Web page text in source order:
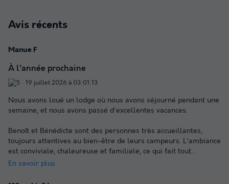
Avis récents
Manue F
À l'année prochaine
19 juillet 2026 à 03:01:13
Nous avons loué un lodge où nous avons séjourné pendant une
semaine, et nous avons passé d'excellentes vacances.
Benoît et Bénédicte sont des personnes très accueillantes,
toujours attentives au bien-être de leurs campeurs. L'ambiance
est conviviale, chaleureuse et familiale, ce qui fait tout...
En savoir plus